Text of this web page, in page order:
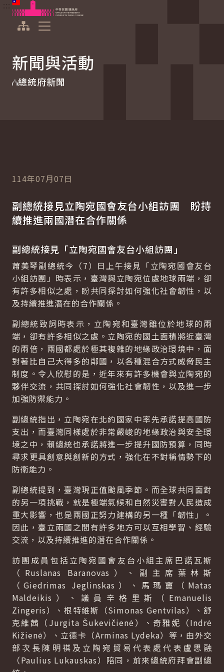
跳到主要內容
中華民國總統府
新聞與活動
總統府新聞
114年07月07日
副總統接見立陶宛國會友台小組訪團 盼持
續推進兩國潛在合作關係
副總統接見「立陶宛國會友台小組訪團」
蕭美琴副總統今（7）日上午接見「立陶宛國會友台
小組訪團」時表示，臺灣與立陶宛位處地球兩端，卻
有許多相似之處，盼共同探討如何強化社會韌性，以
及持續推進潛在的合作關係。
副總統致詞時表示，立陶宛和臺灣雖位於地球的兩
端，卻有許多相似之處。立陶宛的國土面積將近臺灣
的兩倍，兩國都處於極其複雜的地緣政治環境中，面
對著比自己大得多的鄰國，以各種混合方式威脅民主
制度。令人欣慰的是，近年來有許多機會與立陶宛的
夥伴交流，共同探討如何強化社會韌性，以及進一步
加強防禦能力。
副總統指出，立陶宛在北約國家中率先承諾提高國防
支出，而臺灣同樣處於非常嚴峻的地緣政治與安全環
境之中，賴總統也承諾將進一步提升國防預算，同時
尋求更具創意與創新的方式，強化在不對稱情勢下的
防衛能力。
副總統提到，臺灣現正值颱風季節。而全球共同面對
的另一項挑戰，就是極端氣候和自然災害對人民造成
重大影響，也是兩國正努力建構的另一種「韌性」。
因此，臺立兩國之間有許多地方可以互相學習、經驗
交流，以及持續推進的潛在合作關係。
訪團成員包括立陶宛國會友台小組主席巴諾瓦斯
（ Ruslanas Baranovas ）、副主席葉林斯
（Giedrimas Jeglinskas ）、馬瑪竇（ Matas
Maldeikis ）、議員辛格里斯（ Emanuelis
Zingeris）、根特維斯（Simonas Gentvilas）、舒
克維茜（ Jurgita Šukevičienė）、奇雅妮（Indrė
Kižienė）、立德卡（Arminas Lydeka）等，由外交
部次長陳明祺及立陶宛貿易代表處代表盧思融
（Paulius Lukauskas）陪同，前來總統府拜會副總